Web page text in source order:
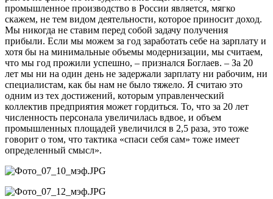
промышленное производство в России является, мягко
скажем, не тем видом деятельности, которое приносит доход.
Мы никогда не ставим перед собой задачу получения
прибыли. Если мы можем за год заработать себе на зарплату и
хотя бы на минимальные объемы модернизации, мы считаем,
что мы год прожили успешно, – признался Боглаев. – За 20
лет мы ни на один день не задержали зарплату ни рабочим, ни
специалистам, как бы нам не было тяжело. Я считаю это
одним из тех достижений, которым управленческий
коллектив предприятия может гордиться. То, что за 20 лет
численность персонала увеличилась вдвое, и объем
промышленных площадей увеличился в 2,5 раза, это тоже
говорит о том, что тактика «спаси себя сам» тоже имеет
определенный смысл».